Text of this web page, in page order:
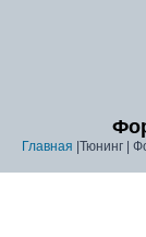
Главная |Тюнинг |